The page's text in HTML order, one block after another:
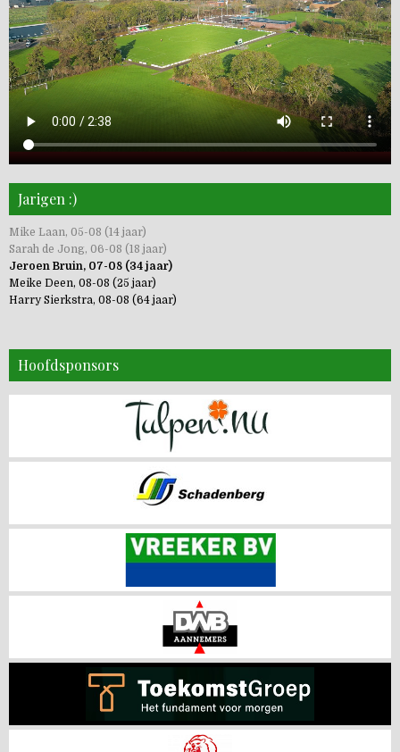
Jarigen :)
Mike Laan, 05-08 (14 jaar)
Sarah de Jong, 06-08 (18 jaar)
Jeroen Bruin, 07-08 (34 jaar)
Meike Deen, 08-08 (25 jaar)
Harry Sierkstra, 08-08 (64 jaar)
Hoofdsponsors